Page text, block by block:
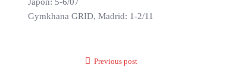
Gymkhana GRID, Madrid: 1-2/11
Previous post